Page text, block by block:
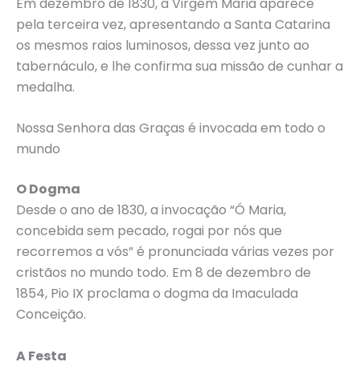
pela terceira vez, apresentando a Santa Catarina
os mesmos raios luminosos, dessa vez junto ao
tabernáculo, e lhe confirma sua missão de cunhar a
medalha.
Nossa Senhora das Graças é invocada em todo o
mundo
O Dogma
Desde o ano de 1830, a invocação “Ó Maria,
concebida sem pecado, rogai por nós que
recorremos a vós” é pronunciada várias vezes por
cristãos no mundo todo. Em 8 de dezembro de
1854, Pio IX proclama o dogma da Imaculada
Conceição.
A Festa